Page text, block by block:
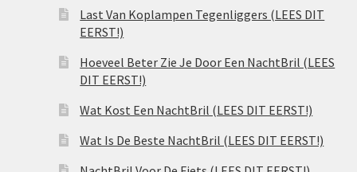
Last Van Koplampen Tegenliggers (LEES DIT
EERST!)
Hoeveel Beter Zie Je Door Een NachtBril (LEES
DIT EERST!)
Wat Kost Een NachtBril (LEES DIT EERST!)
Wat Is De Beste NachtBril (LEES DIT EERST!)